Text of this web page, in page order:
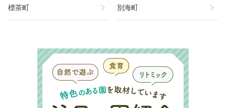
標茶町 chevron_right 別海町 chevron_right